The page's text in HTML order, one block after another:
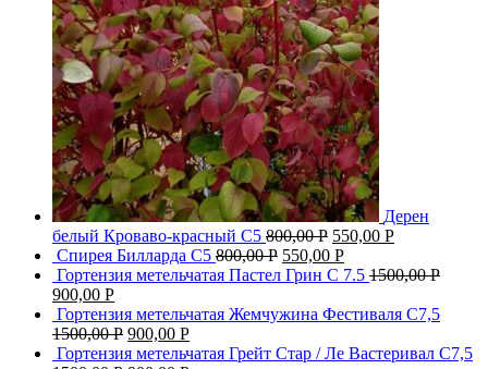
Дерен
белый Кроваво-красный С5 800,00Р 550,00 Р
Спирея Билларда С5 800,00Р 550,00 Р
Гортензия метельчатая Пастел Грин C 7.5 1500,00Р
900,00 Р
Гортензия метельчатая Жемчужина Фестиваля С7,5
1500,00Р 900,00 Р
Гортензия метельчатая Грейт Стар / Ле Вастеривал С7,5